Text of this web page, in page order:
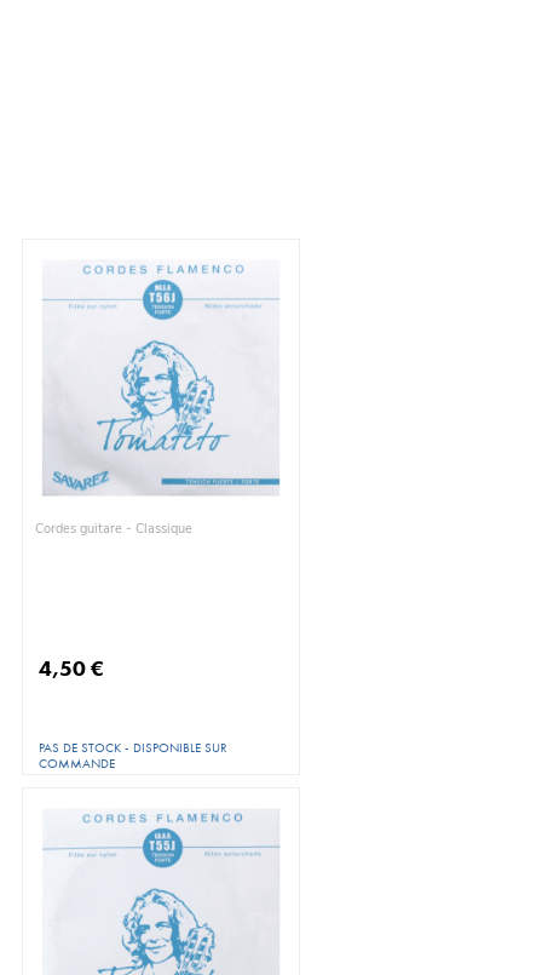
Cordes guitare - Classique
4,50 €
PAS DE STOCK - DISPONIBLE SUR
COMMANDE